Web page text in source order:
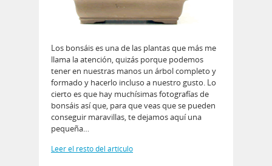
Los bonsáis es una de las plantas que más me
llama la atención, quizás porque podemos
tener en nuestras manos un árbol completo y
formado y hacerlo incluso a nuestro gusto. Lo
cierto es que hay muchísimas fotografías de
bonsáis así que, para que veas que se pueden
conseguir maravillas, te dejamos aquí una
pequeña…
Leer el resto del artículo